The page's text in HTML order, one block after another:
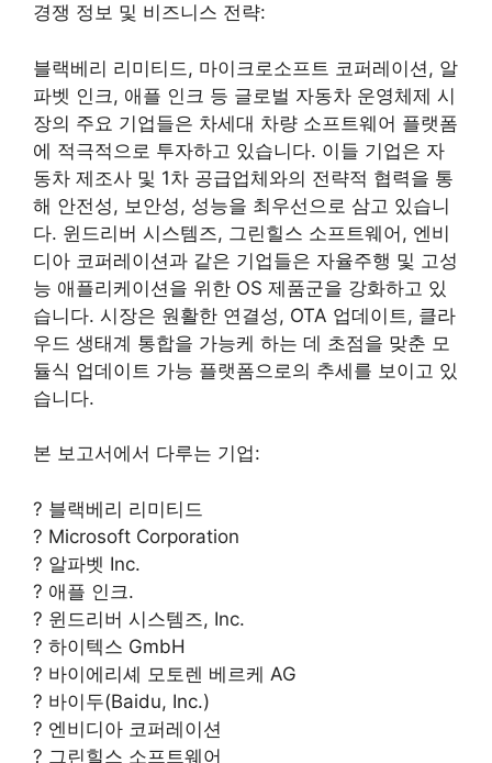
경쟁 정보 및 비즈니스 전략:
블랙베리 리미티드, 마이크로소프트 코퍼레이션, 알
파벳 인크, 애플 인크 등 글로벌 자동차 운영체제 시
장의 주요 기업들은 차세대 차량 소프트웨어 플랫폼
에 적극적으로 투자하고 있습니다. 이들 기업은 자
동차 제조사 및 1차 공급업체와의 전략적 협력을 통
해 안전성, 보안성, 성능을 최우선으로 삼고 있습니
다. 윈드리버 시스템즈, 그린힐스 소프트웨어, 엔비
디아 코퍼레이션과 같은 기업들은 자율주행 및 고성
능 애플리케이션을 위한 OS 제품군을 강화하고 있
습니다. 시장은 원활한 연결성, OTA 업데이트, 클라
우드 생태계 통합을 가능케 하는 데 초점을 맞춘 모
듈식 업데이트 가능 플랫폼으로의 추세를 보이고 있
습니다.
본 보고서에서 다루는 기업:
? 블랙베리 리미티드
? Microsoft Corporation
? 알파벳 Inc.
? 애플 인크.
? 윈드리버 시스템즈, Inc.
? 하이텍스 GmbH
? 바이에리셰 모토렌 베르케 AG
? 바이두(Baidu, Inc.)
? 엔비디아 코퍼레이션
? 그린힐스 소프트웨어